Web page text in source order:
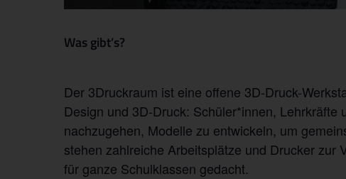
Was gibt’s?
Der 3Druckraum ist eine offene 3D-Druck-
Design und 3D-Druck: Schüler*innen,
nachzugehen, Modelle zu entwickeln, um
stehen zahlreiche Arbeitsplätze und Drucker
für ganze Schulklassen gedacht.